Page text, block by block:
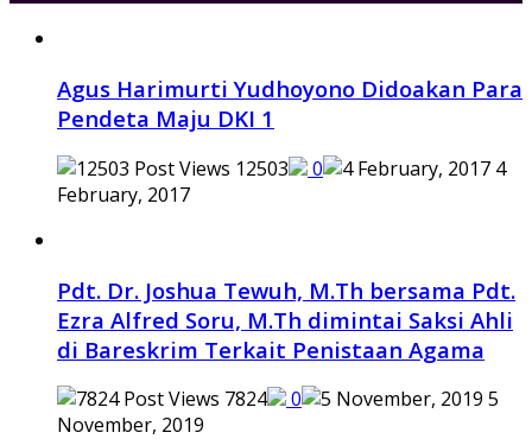
Agus Harimurti Yudhoyono Didoakan Para
Pendeta Maju DKI 1
12503 0
4
February, 2017
Pdt. Dr. Joshua Tewuh, M.Th bersama Pdt.
Ezra Alfred Soru, M.Th dimintai Saksi Ahli
di Bareskrim Terkait Penistaan Agama
7824 0
5
November, 2019